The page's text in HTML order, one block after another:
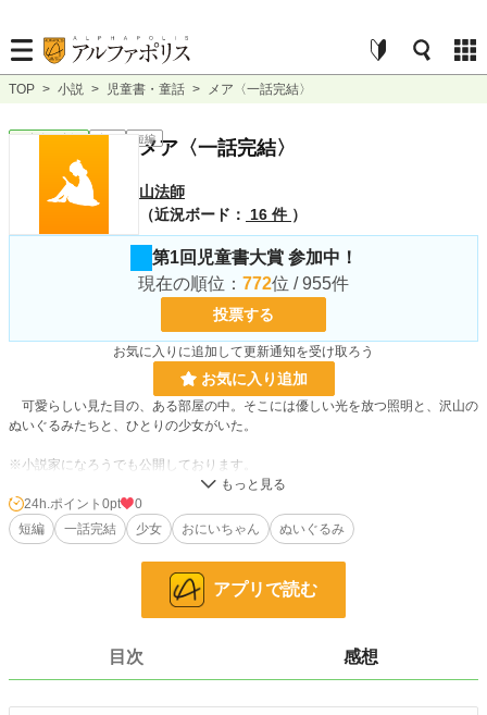
TOP > 小説 > 児童書・童話 > メア〈一話完結〉
児童書・童話 完結 短編
メア〈一話完結〉
山法師
（近況ボード：
16 件 ）
第1回児童書大賞 参加中！
現在の順位： 772位 / 955件
投票する
お気に入りに追加して更新通知を受け取ろう
お気に入り追加
可愛らしい見た目の、ある部屋の中。そこには優しい光を放つ照明と、沢山の
ぬいぐるみたちと、ひとりの少女がいた。
※小説家になろうでも公開しております。
小説 228,743 位 / 228,743 件
2,181
24h.ポイント 0pt
0
短編
一話完結 少女 おにいちゃん ぬいぐるみ
アプリで読む
目次 感想